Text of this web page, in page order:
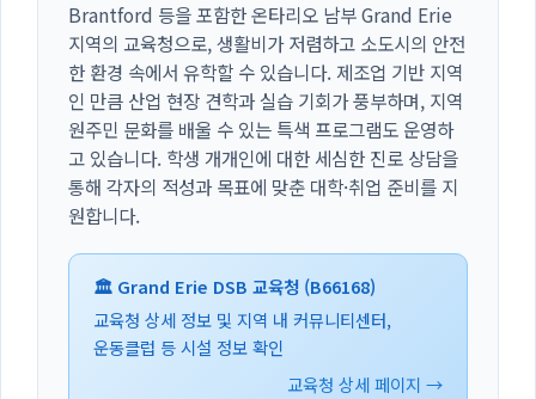
Brantford 등을 포함한 온타리오 남부 Grand Erie
지역의 교육청으로, 생활비가 저렴하고 소도시의 안전
한 환경 속에서 유학할 수 있습니다. 제조업 기반 지역
인 만큼 산업 현장 견학과 실습 기회가 풍부하며, 지역
원주민 문화를 배울 수 있는 특색 프로그램도 운영하
고 있습니다. 학생 개개인에 대한 세심한 진로 상담을
통해 각자의 적성과 목표에 맞춘 대학·취업 준비를 지
원합니다.
🏛️ Grand Erie DSB 교육청 (B66168)
교육청 상세 정보 및 지역 내 커뮤니티센터,
운동클럽 등 시설 정보 확인
교육청 상세 페이지 →